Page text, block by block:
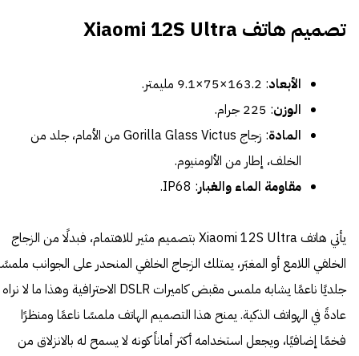
تصميم هاتف Xiaomi 12S Ultra
الأبعاد: 163.2×75×9.1 مليمتر.
الوزن: 225 جرام.
المادة
: زجاج Gorilla Glass Victus من الأمام، جلد من
الخلف، إطار من الألومنيوم.
مقاومة الماء والغبار: IP68.
يأتي هاتف Xiaomi 12S Ultra بتصميم مثير للاهتمام، فبدلًا من الزجاج
الخلفي اللامع أو المغبَر، يمتلك الزجاج الخلفي المنحدر على الجوانب
جلديًا ناعمًا يشابه ملمس مقبض كاميرات DSLR الاحترافية وهذا ما لا نراه
عادةً في الهواتف الذكية. يمنح هذا التصميم الهاتف ملمسًا ناعمًا ومنظرًا
فخمًا إضافيًا، ويجعل استخدامه أكثر أماناً كونه لا يسمح له بالانزلاق من